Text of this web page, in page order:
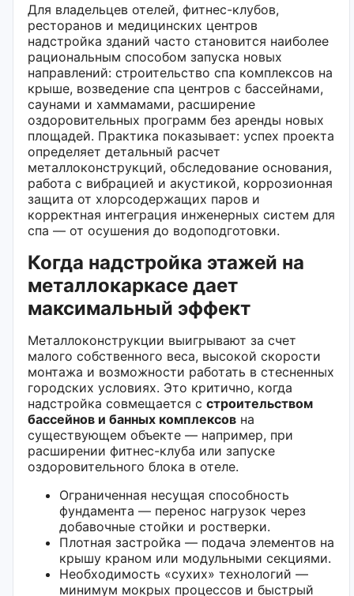
Для владельцев отелей, фитнес-клубов,
ресторанов и медицинских центров
надстройка зданий часто становится наиболее
рациональным способом запуска новых
направлений: строительство спа комплексов на
крыше, возведение спа центров с бассейнами,
саунами и хаммамами, расширение
оздоровительных программ без аренды новых
площадей. Практика показывает: успех проекта
определяет детальный расчет
металлоконструкций, обследование основания,
работа с вибрацией и акустикой, коррозионная
защита от хлорсодержащих паров и
корректная интеграция инженерных систем для
спа — от осушения до водоподготовки.
Когда надстройка этажей на
металлокаркасе дает
максимальный эффект
Металлоконструкции выигрывают за счет
малого собственного веса, высокой скорости
монтажа и возможности работать в стесненных
городских условиях. Это критично, когда
надстройка совмещается с строительством
бассейнов и банных комплексов на
существующем объекте — например, при
расширении фитнес-клуба или запуске
оздоровительного блока в отеле.
Ограниченная несущая способность
фундамента — перенос нагрузок через
добавочные стойки и ростверки.
Плотная застройка — подача элементов на
крышу краном или модульными секциями.
Необходимость «сухих» технологий —
минимум мокрых процессов и быстрый